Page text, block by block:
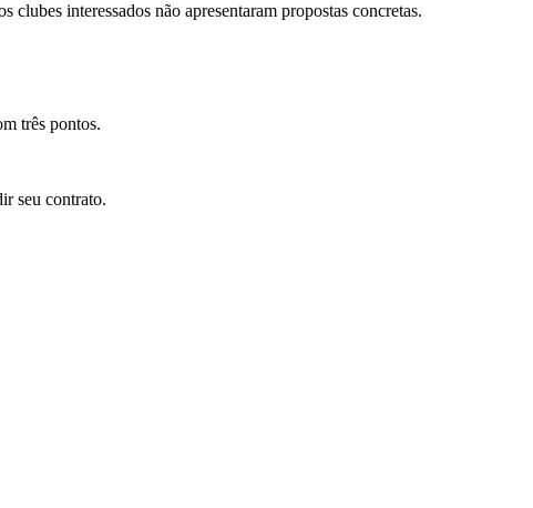
interessados não apresentaram propostas concretas.
três pontos.
seu contrato.